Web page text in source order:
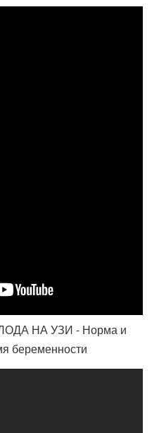
НА УЗИ - Норма и
беременности